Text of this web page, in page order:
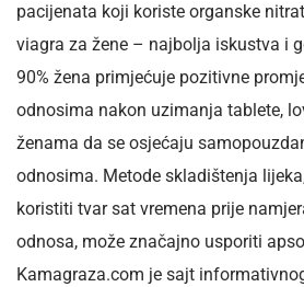
pacijenata koji koriste organske
viagra za žene – najbolja iskustva i
90% žena primjećuje pozitivne
odnosima nakon uzimanja tablete,
ženama da se osjećaju
odnosima. Metode skladištenja
koristiti tvar sat vremena prije
odnosa, može značajno usporiti
Kamagraza.com je sajt